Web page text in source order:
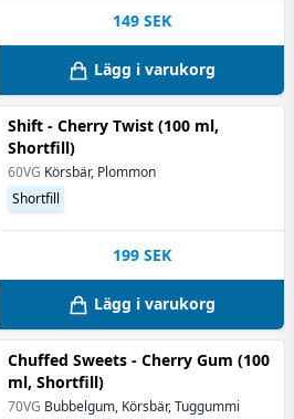
149 SEK
Lägg i varukorg
Shift - Cherry Twist (100 ml,
Shortfill)
60VG Körsbär, Plommon
Shortfill
199 SEK
Lägg i varukorg
Chuffed Sweets - Cherry Gum (100
ml, Shortfill)
70VG Bubbelgum, Körsbär, Tuggummi